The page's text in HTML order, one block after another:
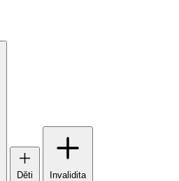
Děti Invalidita